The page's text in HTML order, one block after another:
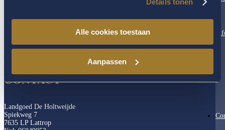
Alle cookies toestaan
Aanpassen
CONTACT
Landgoed De Holtweijde
Spiekweg 7
7635 LP Lattrop